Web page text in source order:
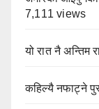
7,111 views
यो रात नै अन्तिम
कहिल्यै नफाट्ने